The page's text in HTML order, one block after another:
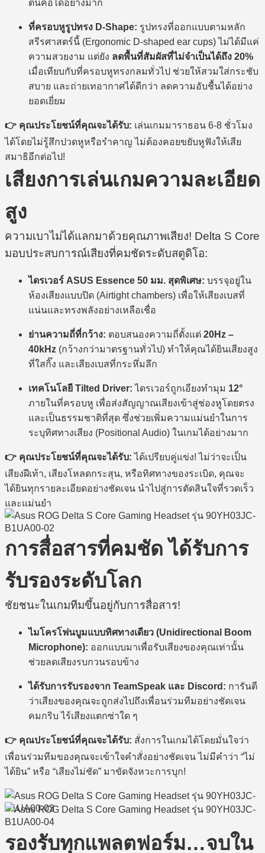
ต้นคอได้อย่างมาก
ที่ครอบหูรูปทรง D-Shape: รูปทรงที่ออกแบบตามหลัก
สรีรศาสตร์นี้ (Ergonomic D-shaped ear cups) ไม่ได้มีแค่
ความสวยงาม แต่ยัง ลดพื้นที่สัมผัสที่ไม่จำเป็นได้ถึง 20%
เมื่อเทียบกับที่ครอบหูทรงกลมทั่วไป ช่วยให้สวมใส่กระชับ
สบาย และถ่ายเทอากาศได้ดีกว่า ลดความอับชื้นได้อย่าง
ยอดเยี่ยม
👉 คุณประโยชน์ที่คุณจะได้รับ: เล่นเกมมาราธอน 6-8 ชั่วโมง
ได้โดยไม่รู้สึกปวดหูหรือรำคาญ ไม่ต้องคอยขยับหูฟังให้เสีย
สมาธิอีกต่อไป!
เสียงการเล่นเกมความละเอียด
สูง
ความเบาไม่ได้แลกมาด้วยคุณภาพเสียง! Delta S Core
มอบประสบการณ์เสียงที่คมชัดระดับสตูดิโอ:
ไดรเวอร์ ASUS Essence 50 มม. สุดพิเศษ: บรรจุอยู่ใน
ห้องเสียงแบบปิด (Airtight chambers) เพื่อให้เสียงเบสที่
แน่นและทรงพลังอย่างเหลือเชื่อ
ย่านความถี่ที่กว้าง: ตอบสนองความถี่ตั้งแต่ 20Hz –
40kHz (กว้างกว่ามาตรฐานทั่วไป) ทำให้คุณได้ยินเสียงสูง
ที่ใสกิ๊ง และเสียงเบสที่กระหึ่มลึก
เทคโนโลยี Tilted Driver: ไดรเวอร์ถูกเอียงทำมุม 12°
ภายในที่ครอบหู เพื่อส่งสัญญาณเสียงเข้าสู่ช่องหูโดยตรง
และเป็นธรรมชาติที่สุด ซึ่งช่วยเพิ่มความแม่นยำในการ
ระบุทิศทางเสียง (Positional Audio) ในเกมได้อย่างมาก
👉 คุณประโยชน์ที่คุณจะได้รับ: ได้เปรียบคู่แข่ง! ไม่ว่าจะเป็น
เสียงฝีเท้า, เสียงโหลดกระสุน, หรือทิศทางของระเบิด, คุณจะ
ได้ยินทุกรายละเอียดอย่างชัดเจน นำไปสู่การตัดสินใจที่รวดเร็ว
และแม่นยำ
การสื่อสารที่คมชัด ได้รับการ
รับรองระดับโลก
ชัยชนะในเกมทีมขึ้นอยู่กับการสื่อสาร!
ไมโครโฟนบูมแบบทิศทางเดียว (Unidirectional Boom
Microphone): ออกแบบมาเพื่อรับเสียงของคุณเท่านั้น
ช่วยลดเสียงรบกวนรอบข้าง
ได้รับการรับรองจาก TeamSpeak และ Discord: การันตี
ว่าเสียงของคุณจะถูกส่งไปถึงเพื่อนร่วมทีมอย่างชัดเจน
คมกริบ ไร้เสียงแตกซ่าใด ๆ
👉 คุณประโยชน์ที่คุณจะได้รับ: สั่งการในเกมได้โดยมั่นใจว่า
เพื่อนร่วมทีมของคุณจะเข้าใจคำสั่งอย่างชัดเจน ไม่มีคำว่า “ไม่
ได้ยิน” หรือ “เสียงไม่ชัด” มาขัดจังหวะการบุก!
รองรับทุกแพลตฟอร์ม…จบใน